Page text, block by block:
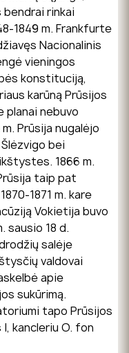
rinkai
1849 m. Frankfurte
Nacionalinis
vieningos
konstituciją,
karūną Prūsijos
planai nebuvo
Prūsija nugalėjo
bei
1866 m.
taip pat
1871 m. kare
Vokietija buvo
sausio 18 d.
salėje
valdovai
apie
sukūrimą.
tapo Prūsijos
I, kancleriu O. fon